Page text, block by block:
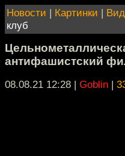
Новости | Картинки |
клуб
антифашистский
08.08.21 12:28 | Goblin |